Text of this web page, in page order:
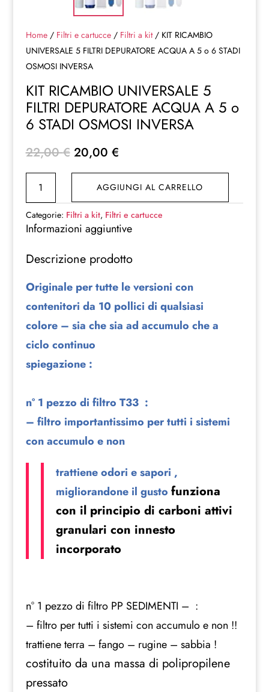
Home/ Filtri e cartucce/ Filtri a kit/ KIT RICAMBIO
UNIVERSALE 5 FILTRI DEPURATORE ACQUA A 5 o 6 STADI
OSMOSI INVERSA
KIT RICAMBIO UNIVERSALE 5
FILTRI DEPURATORE ACQUA A 5 o
6 STADI OSMOSI INVERSA
22,00€ Il
originale
era:
22,00 €.
20,00 €Il
attuale
è:
20,00 €.
RICAMBIO
UNIVERSALE
5
DEPURATORE
A
5
o
STADI
OSMOSI
quantità
AGGIUNGI AL CARRELLO
Categorie: Filtri a kit, Filtri e cartucce
Informazioni aggiuntive
Descrizione prodotto
Originale per tutte le versioni con
contenitori da 10 pollici di qualsiasi
colore – sia che sia ad accumulo che a
ciclo continuo
spiegazione :
n° 1 pezzo di filtro T33 :
– filtro importantissimo per tutti i sistemi
con accumulo e non
trattiene odori e sapori ,
migliorandone il gusto funziona
con il principio di carboni attivi
granulari con innesto
incorporato
n° 1 pezzo di filtro PP SEDIMENTI – :
– filtro per tutti i sistemi con accumulo e non !!
trattiene terra – fango – rugine – sabbia !
costituito da una massa di polipropilene
pressato